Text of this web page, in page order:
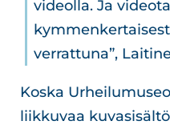
videolla. Ja
verrattuna”,
Koska
liikkuvaa